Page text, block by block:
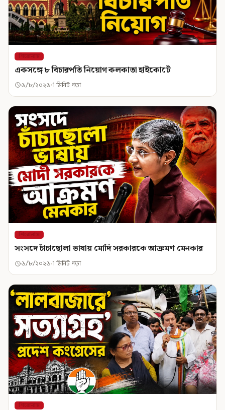
শিরোনাম
একসঙ্গে ৮ বিচারপতি নিয়োগ কলকাতা হাইকোর্টে
৬/৮/২০২৬ 1 মিনিট পড়া
শিরোনাম
সংসদে চাঁচাছোলা ভাষায় মোদি সরকারকে আক্রমণ মেনকার
৬/৮/২০২৬ 1 মিনিট পড়া
শিরোনাম